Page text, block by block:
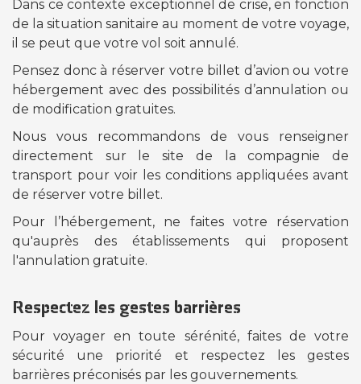
Dans ce contexte exceptionnel de crise, en fonction
de la situation sanitaire au moment de votre voyage,
il se peut que votre vol soit annulé.
Pensez donc à réserver votre billet d’avion ou votre
hébergement avec des possibilités d’annulation ou
de modification gratuites.
Nous vous recommandons de vous renseigner
directement sur le site de la compagnie de
transport pour voir les conditions appliquées avant
de réserver votre billet.
Pour l’hébergement, ne faites votre réservation
qu'auprès des établissements qui proposent
l'annulation gratuite.
Respectez les gestes barrières
Pour voyager en toute sérénité, faites de votre
sécurité une priorité et respectez les gestes
barrières préconisés par les gouvernements.